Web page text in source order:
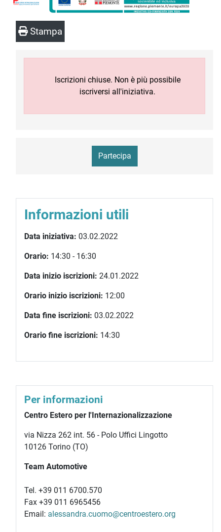
Stampa
Iscrizioni chiuse. Non è più possibile
iscriversi all'iniziativa.
Partecipa
Informazioni utili
Data iniziativa: 03.02.2022
Orario: 14:30 - 16:30
Data inizio iscrizioni: 24.01.2022
Orario inizio iscrizioni: 12:00
Data fine iscrizioni: 03.02.2022
Orario fine iscrizioni: 14:30
Per informazioni
Centro Estero per l'Internazionalizzazione
via Nizza 262 int. 56 - Polo Uffici Lingotto
10126 Torino (TO)
Team Automotive
Tel. +39 011 6700.570
Fax +39 011 6965456
Email: alessandra.cuomo@centroestero.org